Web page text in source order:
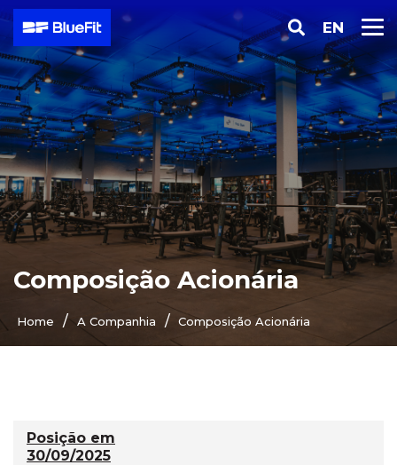
EN
Composição Acionária
Home / A Companhia / Composição Acionária
Posição em
30/09/2025